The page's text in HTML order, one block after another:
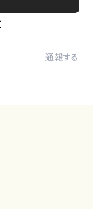
通報する